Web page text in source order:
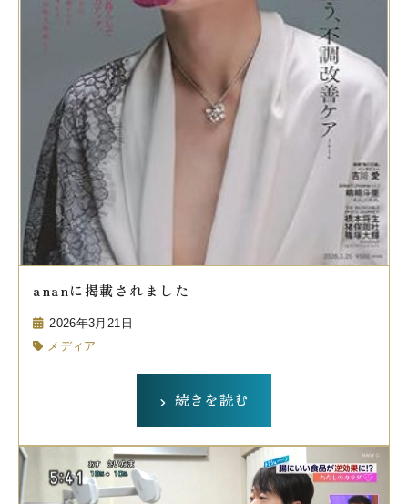
ananに掲載されました
2026年3月21日
メディア
続きを読む